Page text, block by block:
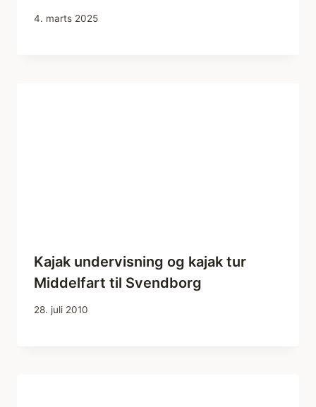
4. marts 2025
Kajak undervisning og kajak tur
Middelfart til Svendborg
28. juli 2010